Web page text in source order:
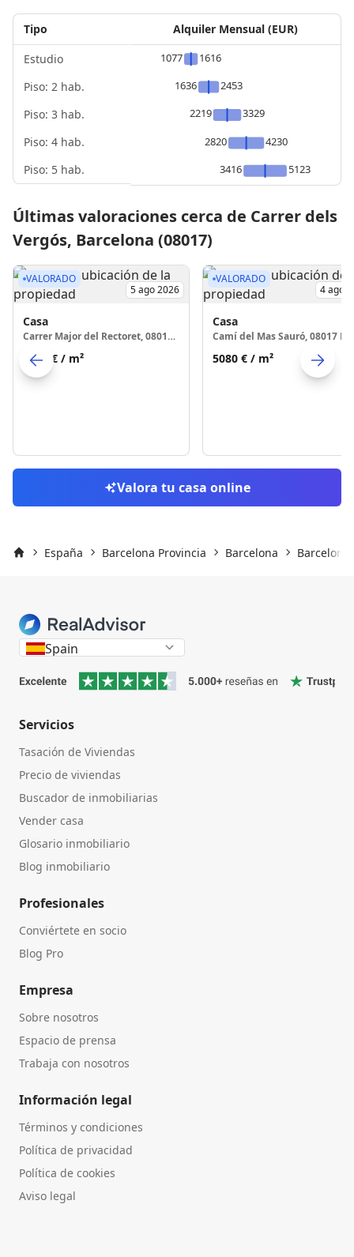
Tipo
Estudio
Piso: 2 hab.
Piso: 3 hab.
Piso: 4 hab.
Piso: 5 hab.
Alquiler Mensual (EUR)
1077
1616
1636
2453
2219
3329
2820
4230
3416
5123
Últimas valoraciones cerca de Carrer dels
Vergós, Barcelona (08017)
VALORADO
5 ago 2026
Casa
Carrer Major del Rectoret, 08017 Barcelona
3984 € / m²
VALORADO
4 ago
Casa
5080 € / m²
Valora tu casa online
España Barcelona Provincia Barcelona Barcelona
Spain
Servicios
Tasación de Viviendas
Precio de viviendas
Buscador de inmobiliarias
Vender casa
Glosario inmobiliario
Blog inmobiliario
Profesionales
Conviértete en socio
Blog Pro
Empresa
Sobre nosotros
Espacio de prensa
Trabaja con nosotros
Información legal
Términos y condiciones
Política de privacidad
Política de cookies
Aviso legal